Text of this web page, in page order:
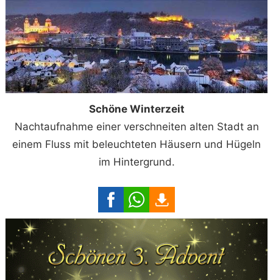
Schöne Winterzeit
Nachtaufnahme einer verschneiten alten Stadt an
einem Fluss mit beleuchteten Häusern und Hügeln
im Hintergrund.